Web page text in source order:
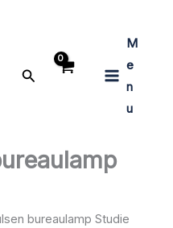
Zoeken
M
e
n
u
bureaulamp Studie